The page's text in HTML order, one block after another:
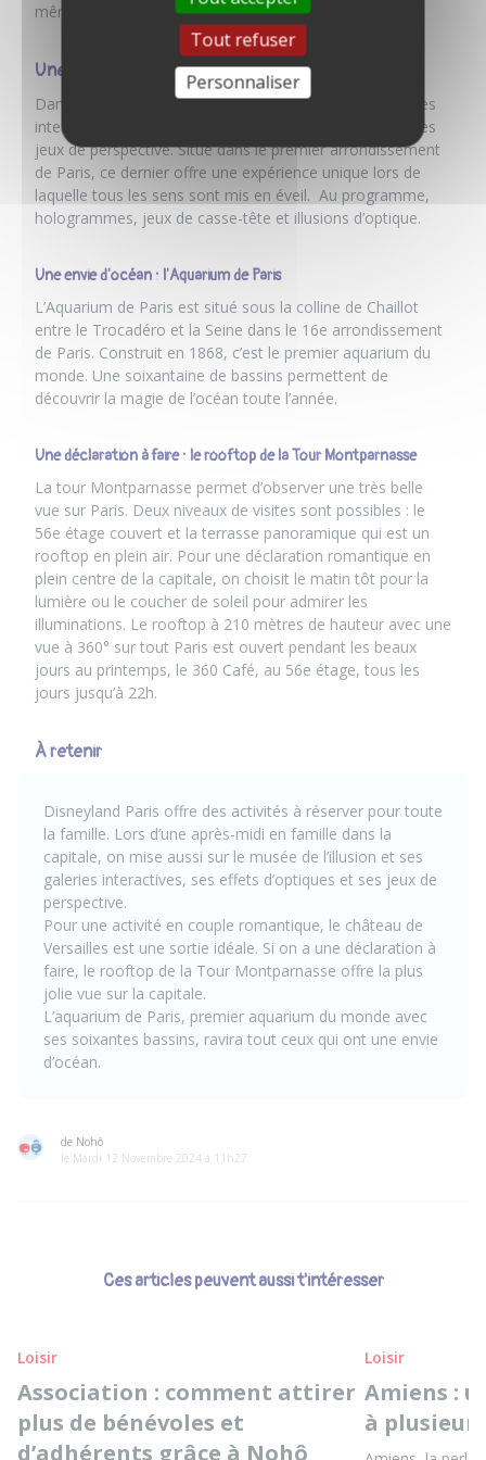
même et un peu plus d’une heure pour les jardins.
Une après-midi en famille : le musée de l'illusion
Dans le musée de l’illusion à Paris, il y a plusieurs galeries
interactives avec des miroirs, des effets d’optiques et des
jeux de perspective. Situé dans le premier arrondissement
de Paris, ce dernier offre une expérience unique lors de
laquelle tous les sens sont mis en éveil. Au programme,
hologrammes, jeux de casse-tête et illusions d’optique.
Une envie d'océan : l'Aquarium de Paris
L’Aquarium de Paris est situé sous la colline de Chaillot
entre le Trocadéro et la Seine dans le 16e arrondissement
de Paris. Construit en 1868, c’est le premier aquarium du
monde. Une soixantaine de bassins permettent de
découvrir la magie de l’océan toute l’année.
Une déclaration à faire : le rooftop de la Tour Montparnasse
La tour Montparnasse permet d’observer une très belle
vue sur Paris. Deux niveaux de visites sont possibles : le
56e étage couvert et la terrasse panoramique qui est un
rooftop en plein air. Pour une déclaration romantique en
plein centre de la capitale, on choisit le matin tôt pour la
lumière ou le coucher de soleil pour admirer les
illuminations. Le rooftop à 210 mètres de hauteur avec une
vue à 360° sur tout Paris est ouvert pendant les beaux
jours au printemps, le 360 Café, au 56e étage, tous les
jours jusqu’à 22h.
À retenir
Disneyland Paris offre des activités à réserver pour toute
la famille. Lors d’une après-midi en famille dans la
capitale, on mise aussi sur le musée de l’illusion et ses
galeries interactives, ses effets d’optiques et ses jeux de
perspective.
Pour une activité en couple romantique, le château de
Versailles est une sortie idéale. Si on a une déclaration à
faire, le rooftop de la Tour Montparnasse offre la plus
jolie vue sur la capitale.
L’aquarium de Paris, premier aquarium du monde avec
ses soixantes bassins, ravira tout ceux qui ont une envie
d’océan.
de Nohô
le Mardi 12 Novembre 2024 à 11h27
Ces articles peuvent aussi t'intéresser
Loisir
Association : comment attirer
plus de bénévoles et
d’adhérents grâce à Nohô
Loisir
Amiens :
à
Tout refuser
Personnaliser